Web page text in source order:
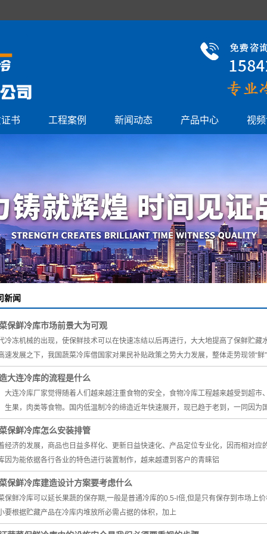
书 工程案例
冷藏库建造
速冻库建造
保鲜库建造
医药冷库建造
速冻隧道建造
室内滑雪滑冰
车间降温
冷水机
新闻动态
行业资讯
技术中心
产品中心
单机制冷机组
活塞并联机组
螺杆并联机组
速冻隧道设备
蒸发式冷凝器
设备
集装箱移动速
冻库
视
新闻
保鲜冷库市场前景大为可观
冷冻机械的出现，使保鲜技术可以在快速冻结以后再进行，大大地提高了保鲜贮
速发展之下，我国蔬菜冷库借国家对果民补贴政策之势大力发展，整体走势现领“鲜
大连冷库的流程是什么
冷库厂家觉得随着人们越来越注重食物的安全，食物冷库工程越来越受到超市
生果，肉类等食物。国内低温制冷的缔造近年快速展开，现已趋于老到，一同因为
保鲜冷库怎么安装排管
经济的发展，商品也日益多样化、更新日益快速化、产品定位专业化，因而相对
因为能依据各行各业的特色进行装置制作，越来越遭到客户的青睐铝
保鲜冷库建造设计方案要考虑什么
保鲜冷库可以延长果蔬的保存期,一般是普通冷库的0.5-l倍,但是只有保存到市场上
要根据贮藏产品在冷库内堆放所必需占据的体积，加上